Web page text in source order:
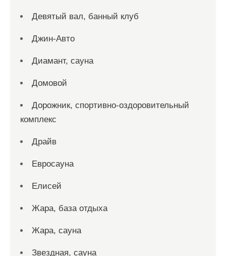
Девятый вал, банный клуб
Джин-Авто
Диамант, сауна
Домовой
Дорожник, спортивно-оздоровительный
комплекс
Драйв
Евросауна
Елисей
Жара, база отдыха
Жара, сауна
Звездная, сауна